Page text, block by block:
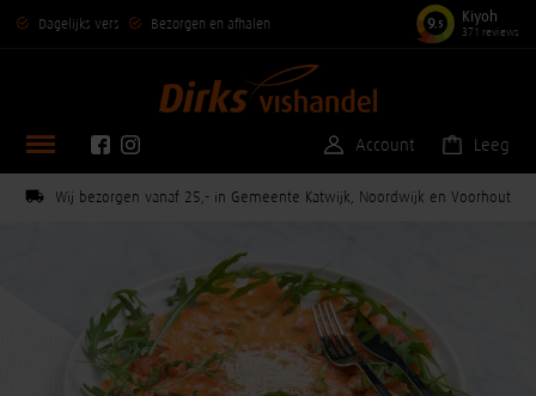
9,5 Kiyoh
371 reviews
Dagelijks vers Bezorgen en afhalen
Account Leeg
Wij bezorgen vanaf 25,- in Gemeente Katwijk, Noordwijk en Voorhout